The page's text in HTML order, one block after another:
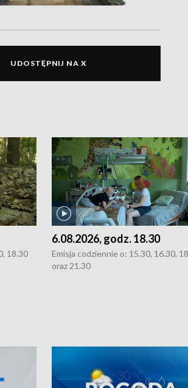
UDOSTĘPNIJ NA X
18.30
6.08.2026, godz. 18.30
Emisja codziennie o: 15.30, 16.30,
oraz 21.30